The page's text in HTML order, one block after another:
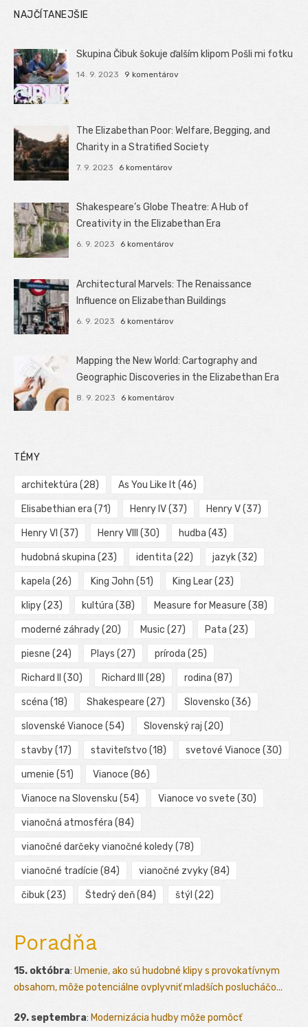
NAJČÍTANEJŠIE
Skupina Čibuk šokuje ďalším klipom Pošli mi fotku
14. 9. 2023 9 komentárov
The Elizabethan Poor: Welfare, Begging, and
Charity in a Stratified Society
7. 9. 2023 6 komentárov
Shakespeare’s Globe Theatre: A Hub of
Creativity in the Elizabethan Era
6. 9. 2023 6 komentárov
Architectural Marvels: The Renaissance
Influence on Elizabethan Buildings
6. 9. 2023 6 komentárov
Mapping the New World: Cartography and
Geographic Discoveries in the Elizabethan Era
8. 9. 2023 6 komentárov
TÉMY
architektúra (28) As You Like It (46)
Elisabethian era (71) Henry IV(37) Henry V(37)
Henry VI (37) Henry VIII (30) hudba (43)
hudobná skupina (23) identita (22) jazyk(32)
kapela (26) King John (51) King Lear(23)
klipy(23) kultúra (38) Measure for Measure (38)
moderné záhrady(20) Music (27) Pata (23)
piesne (24) Plays (27) príroda (25)
Richard II (30) Richard III (28) rodina (87)
scéna (18) Shakespeare (27) Slovensko (36)
slovenské Vianoce (54) Slovenský raj (20)
stavby(17) staviteľstvo (18) svetové Vianoce (30)
umenie (51) Vianoce (86)
Vianoce na Slovensku (54) Vianoce vo svete (30)
vianočná atmosféra (84)
vianočné darčeky vianočné koledy(78)
vianočné tradície (84) vianočné zvyky(84)
čibuk(23) Štedrý deň(84) štýl (22)
Poradňa
15. októbra: Umenie, ako sú hudobné klipy s provokatívnym
obsahom, môže potenciálne ovplyvniť mladších poslucháčo...
29. septembra: Modernizácia hudby môže pomôcť